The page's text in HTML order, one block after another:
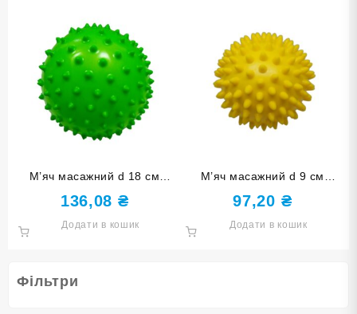
Фільтри
М’яч масажний d 18 см
зелений надувний D18
(150Гр)-З
136,08 ₴
Додати в кошик
М’яч масажний d 9 см
жовтий надувний D9 (60Гр)-
Ж
97,20 ₴
Додати в кошик